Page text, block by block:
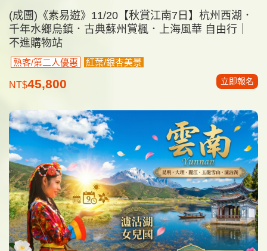
(成團)《素易遊》11/20【秋賞江南7日】杭州西湖．
千年水鄉烏鎮．古典蘇州賞楓．上海風華 自由行｜
不進購物站
熟客/第二人優惠 紅葉/銀杏美景
NT$45,800 立即報名